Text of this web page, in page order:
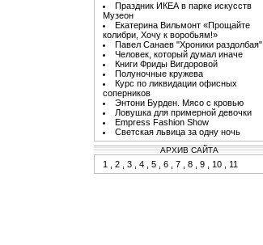
Праздник ИКЕА в парке искусств
Музеон
Екатерина Вильмонт «Прощайте
колибри, Хочу к воробьям!»
Павел Санаев "Хроники раздолбая"
Человек, который думал иначе
Книги Фриды Вигдоровой
Полуночные кружева
Курс по ликвидации офисных
соперников
Энтони Бурден. Мясо с кровью
Ловушка для примерной девочки
Empress Fashion Show
Светская львица за одну ночь
АРХИВ САЙТА
1 2 3 4 5 6 7 8 9 10 11